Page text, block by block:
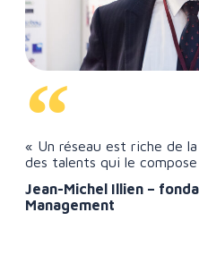
« Un réseau est riche de
des talents qui le
Jean-Michel Illien –
Management